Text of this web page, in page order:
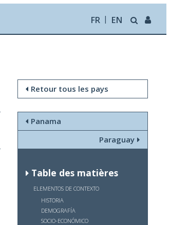
FR EN
Retour tous les pays
Panama
Paraguay
Table des matières
ELEMENTOS DE CONTEXTO
HISTORIA
DEMOGRAFÍA
SOCIO-ECONÓMICO